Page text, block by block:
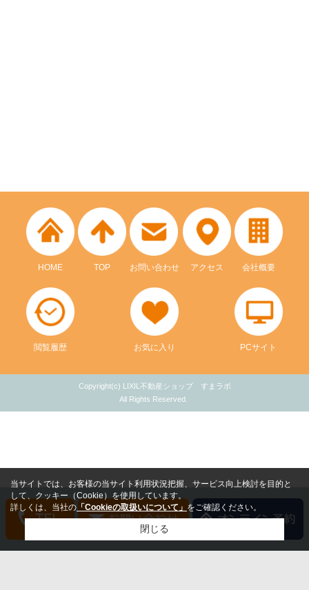
HOME TOP お問い合わせ アクセス 会社概要
閲覧履歴 お気に入り PCサイト
Copyright(c) LIXIL不動産ショップ すまラボ
All Rights Reserved.
当サイトでは、お客様の当サイト利用状況把握、サービス向上検討を目的と
して、クッキー（Cookie）を使用しています。
詳しくは、当社の 「Cookieの取扱いについて」 をご確認ください。
閉じる